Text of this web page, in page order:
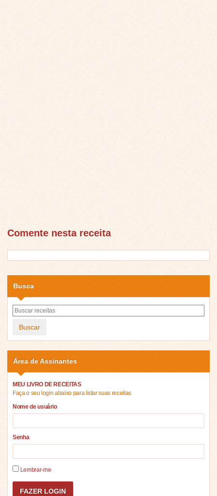
Comente nesta receita
Busca
Buscar
Área de Assinantes
MEU LIVRO DE RECEITAS
Faça o seu login abaixo para listar suas receitas
Nome de usuário
Senha
Lembrar-me